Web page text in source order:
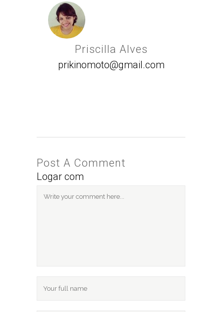
Priscilla Alves
prikinomoto@gmail.com
Post A Comment
Logar com